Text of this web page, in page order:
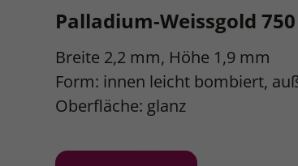
Palladium-Weissgold 750
Breite 2,2 mm, Höhe 1,9 mm
Form: innen leicht bombiert,
Oberfläche: glanz